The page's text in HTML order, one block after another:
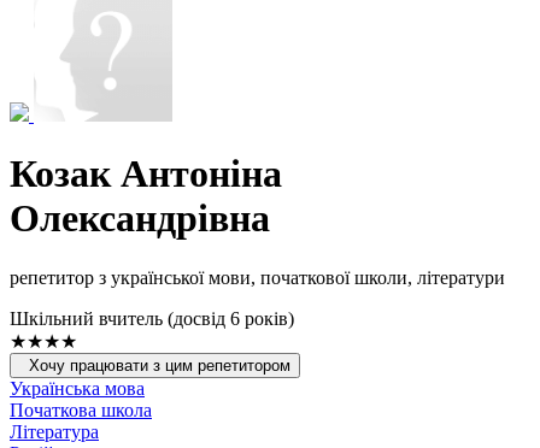
Козак Антоніна
Олександрівна
репетитор з української мови, початкової школи, літератури
Шкільний вчитель (досвід 6 років)
★★★★
Хочу працювати з цим репетитором
Українська мова
Початкова школа
Література